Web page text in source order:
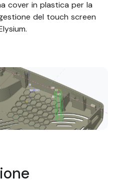
cover in plastica per la
del touch screen